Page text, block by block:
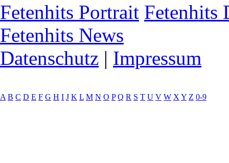
Fetenhits Portrait Fetenhits
Fetenhits News
Datenschutz | Impressum
A B C D E F G H I J K L M N O P Q R S T U V W X Y Z 0-9